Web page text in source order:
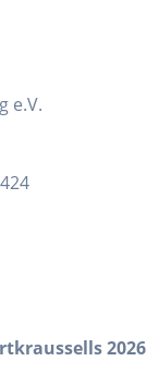
e.V.
2026